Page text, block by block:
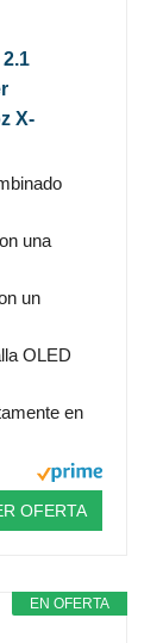
X-
una
un
OLED
en
OFERTA
EN OFERTA